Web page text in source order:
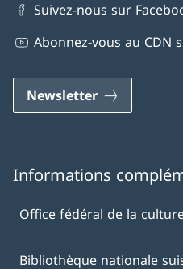
Suivez-nous sur
Abonnez-vous au CDN
Newsletter
Informations
Office fédéral de la
Bibliothèque nationale